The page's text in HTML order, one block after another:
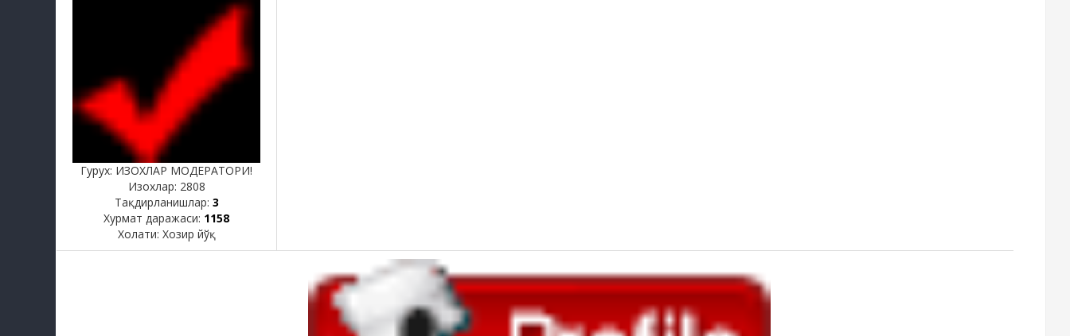
Гурух: ИЗОХЛАР МОДЕРАТОРИ!
Изохлар: 2808
Тақдирланишлар: 3
Хурмат даражаси: 1158
Холати: Хозир йўқ